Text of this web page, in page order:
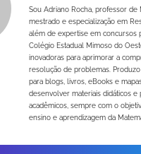
Sou Adriano Rocha, professor de
mestrado e especialização em
além de expertise em concursos
Colégio Estadual Mimoso do
inovadoras para aprimorar a
resolução de problemas.
para blogs, livros, eBooks e
desenvolver materiais didáticos e
acadêmicos, sempre com o
ensino e aprendizagem da